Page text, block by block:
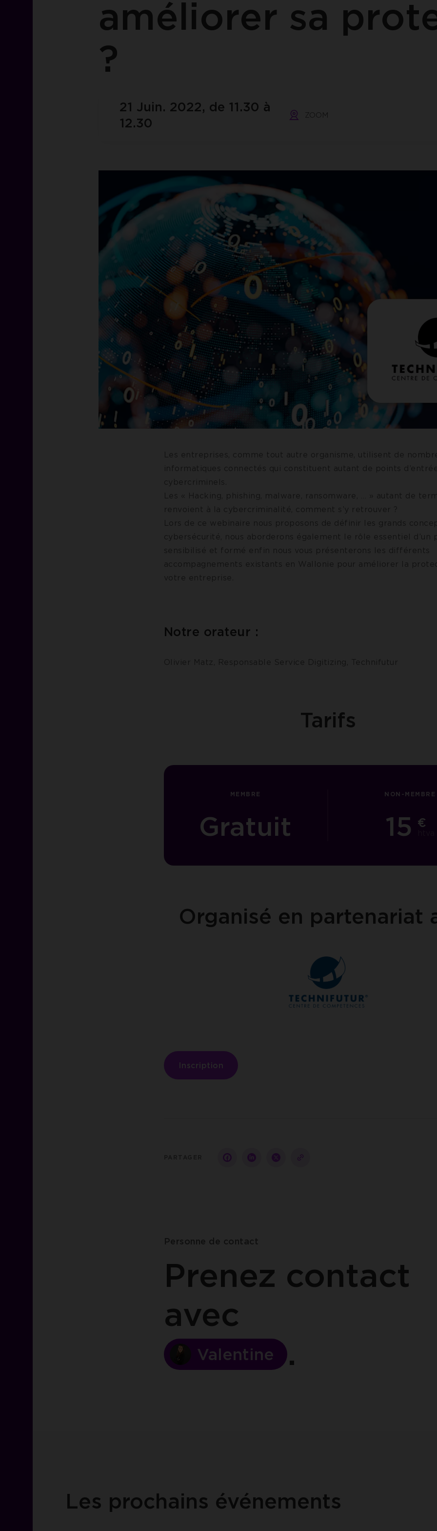
améliorer sa
?
21 Juin. 2022, de 11.30 à
12.30
ZOOM
Les entreprises, comme tout autre organisme, utilisent de
informatiques connectés qui constituent autant de points
cybercriminels.
Les « Hacking, phishing, malware, ransomware, … » autant de
renvoient à la cybercriminalité, comment s’y retrouver ?
Lors de ce webinaire nous proposons de définir les grands
cybersécurité, nous aborderons également le rôle essentiel d’un
sensibilisé et formé enfin nous vous présenterons les différents
accompagnements existants en Wallonie pour améliorer la
votre entreprise.
Notre orateur :
Olivier Matz, Responsable Service Digitizing, Technifutur
Tarifs
MEMBRE
Gratuit
NON-MEMBRE
15 €
Organisé en partenariat
Inscription
PartagerPartagerPartagercopy-
Personne de contact
Prenez contact
avec
Valentine
Les prochains événements